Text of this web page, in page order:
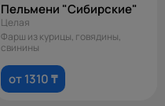
Пельмени "Сибирские"
Целая
Фарш из курицы, говядины,
свинины
от 1310 ₸